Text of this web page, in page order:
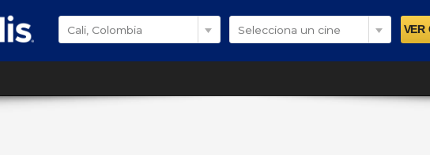
Cali, Colombia Selecciona un cine